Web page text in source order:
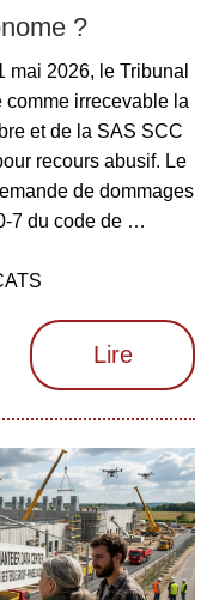
?
mai 2026, le Tribunal
comme irrecevable la
et de la SAS SCC
recours abusif. Le
de dommages
7 du code de …
Lire